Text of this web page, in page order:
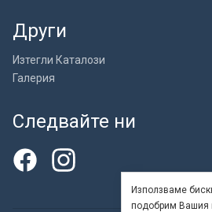
Използваме
подобрим Вашия
Други
Изтегли Каталози
Галерия
Следвайте ни